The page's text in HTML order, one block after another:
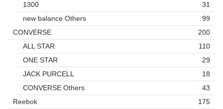
1300
31
new balance Others
99
CONVERSE
200
ALL STAR
110
ONE STAR
29
JACK PURCELL
18
CONVERSE Others
43
Reebok
175